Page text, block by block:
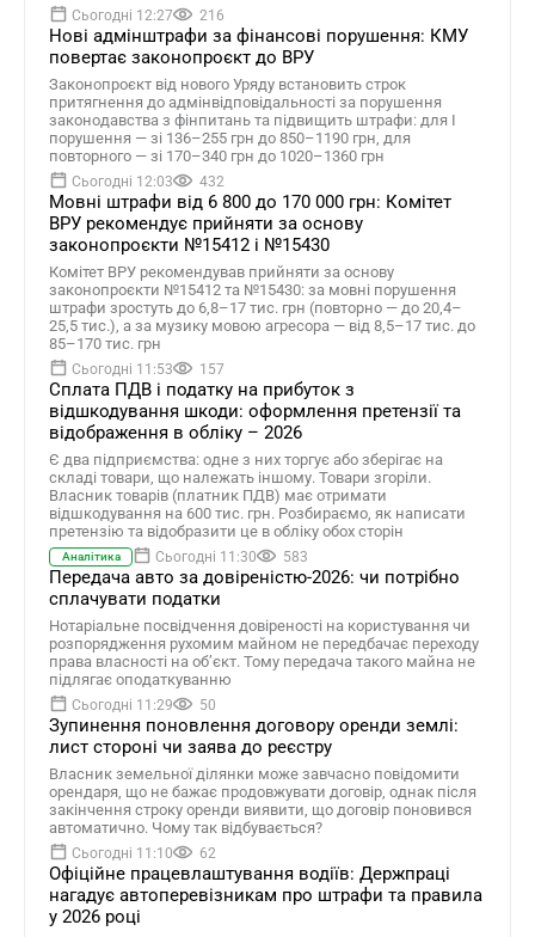
Сьогодні 12:27 216
Нові адмінштрафи за фінансові порушення: КМУ
повертає законопроєкт до ВРУ
Законопроєкт від нового Уряду встановить строк
притягнення до адмінвідповідальності за порушення
законодавства з фінпитань та підвищить штрафи: для І
порушення — зі 136–255 грн до 850–1190 грн, для
повторного — зі 170–340 грн до 1020–1360 грн
Сьогодні 12:03 432
Мовні штрафи від 6 800 до 170 000 грн: Комітет
ВРУ рекомендує прийняти за основу
законопроєкти №15412 і №15430
Комітет ВРУ рекомендував прийняти за основу
законопроєкти №15412 та №15430: за мовні порушення
штрафи зростуть до 6,8–17 тис. грн (повторно — до 20,4–
25,5 тис.), а за музику мовою агресора — від 8,5–17 тис. до
85–170 тис. грн
Сьогодні 11:53 157
Сплата ПДВ і податку на прибуток з
відшкодування шкоди: оформлення претензії та
відображення в обліку – 2026
Є два підприємства: одне з них торгує або зберігає на
складі товари, що належать іншому. Товари згоріли.
Власник товарів (платник ПДВ) має отримати
відшкодування на 600 тис. грн. Розбираємо, як написати
претензію та відобразити це в обліку обох сторін
Аналітика Сьогодні 11:30 583
Передача авто за довіреністю-2026: чи потрібно
сплачувати податки
Нотаріальне посвідчення довіреності на користування чи
розпорядження рухомим майном не передбачає переходу
права власності на об’єкт. Тому передача такого майна не
підлягає оподаткуванню
Сьогодні 11:29 50
Зупинення поновлення договору оренди землі:
лист стороні чи заява до реєстру
Власник земельної ділянки може завчасно повідомити
орендаря, що не бажає продовжувати договір, однак після
закінчення строку оренди виявити, що договір поновився
автоматично. Чому так відбувається?
Сьогодні 11:10 62
Офіційне працевлаштування водіїв: Держпраці
нагадує автоперевізникам про штрафи та правила
у 2026 році